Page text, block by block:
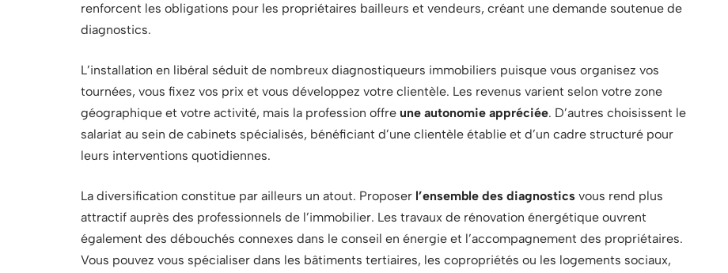
renforcent les obligations pour les propriétaires bailleurs et vendeurs, créant une demande soutenue de
diagnostics.
L’installation en libéral séduit de nombreux diagnostiqueurs immobiliers puisque vous organisez vos
tournées, vous fixez vos prix et vous développez votre clientèle. Les revenus varient selon votre zone
géographique et votre activité, mais la profession offre une autonomie appréciée. D’autres choisissent le
salariat au sein de cabinets spécialisés, bénéficiant d’une clientèle établie et d’un cadre structuré pour
leurs interventions quotidiennes.
La diversification constitue par ailleurs un atout. Proposer l’ensemble des diagnostics vous rend plus
attractif auprès des professionnels de l’immobilier. Les travaux de rénovation énergétique ouvrent
également des débouchés connexes dans le conseil en énergie et l’accompagnement des propriétaires.
Vous pouvez vous spécialiser dans les bâtiments tertiaires, les copropriétés ou les logements sociaux,